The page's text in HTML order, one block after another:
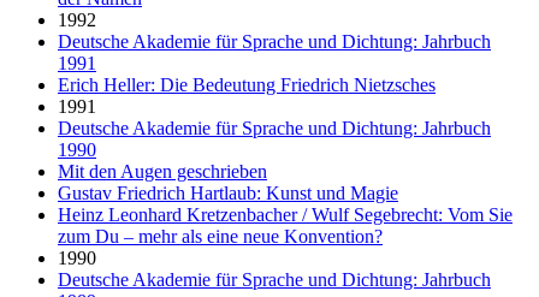
1992
Deutsche Akademie für Sprache und Dichtung: Jahrbuch
1991
Erich Heller: Die Bedeutung Friedrich Nietzsches
1991
Deutsche Akademie für Sprache und Dichtung: Jahrbuch
1990
Mit den Augen geschrieben
Gustav Friedrich Hartlaub: Kunst und Magie
Heinz Leonhard Kretzenbacher / Wulf Segebrecht: Vom Sie
zum Du – mehr als eine neue Konvention?
1990
Deutsche Akademie für Sprache und Dichtung: Jahrbuch